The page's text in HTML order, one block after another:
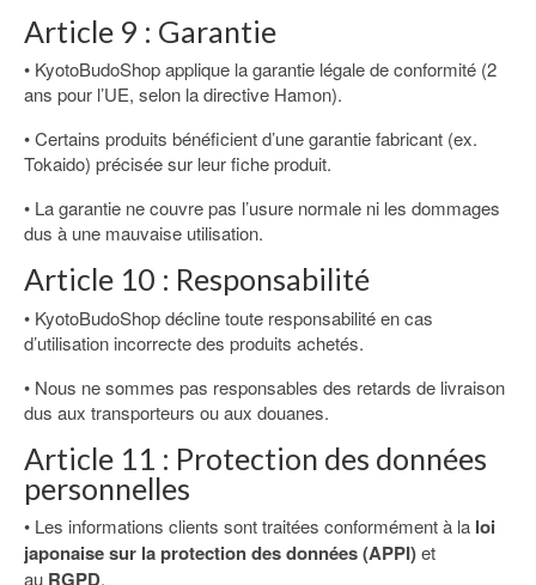
Article 9 : Garantie
• KyotoBudoShop applique la garantie légale de conformité (2
ans pour l’UE, selon la directive Hamon).
• Certains produits bénéficient d’une garantie fabricant (ex.
Tokaido) précisée sur leur fiche produit.
• La garantie ne couvre pas l’usure normale ni les dommages
dus à une mauvaise utilisation.
Article 10 : Responsabilité
• KyotoBudoShop décline toute responsabilité en cas
d’utilisation incorrecte des produits achetés.
• Nous ne sommes pas responsables des retards de livraison
dus aux transporteurs ou aux douanes.
Article 11 : Protection des données
personnelles
• Les informations clients sont traitées conformément à la loi
japonaise sur la protection des données (APPI)et
au RGPD.